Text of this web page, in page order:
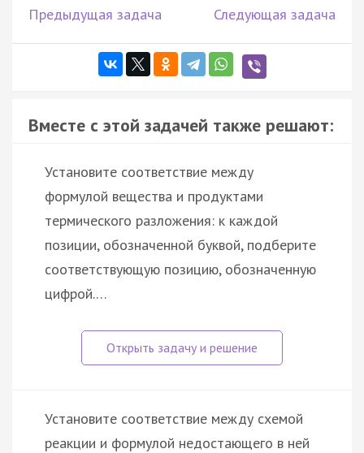
Предыдущая задача Следующая задача
Вместе с этой задачей также решают:
Установите соответствие между
формулой вещества и продуктами
термического разложения: к каждой
позиции, обозначенной буквой, подберите
соответствующую позицию, обозначенную
цифрой.…
Установите соответствие между схемой
реакции и формулой недостающего в ней